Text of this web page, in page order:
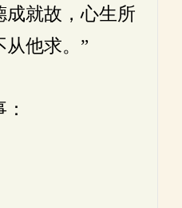
成就故，心生所
从他求。”